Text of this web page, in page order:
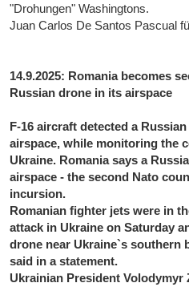
"Drohungen" Washingtons.
Juan Carlos De Santos Pascual
14.9.2025: Romania becomes
Russian drone in its airspace
F-16 aircraft detected a
airspace, while monitoring the
Ukraine. Romania says a
airspace - the second Nato
incursion.
Romanian fighter jets were in
attack in Ukraine on Saturday
drone near Ukraine`s southern
said in a statement.
Ukrainian President